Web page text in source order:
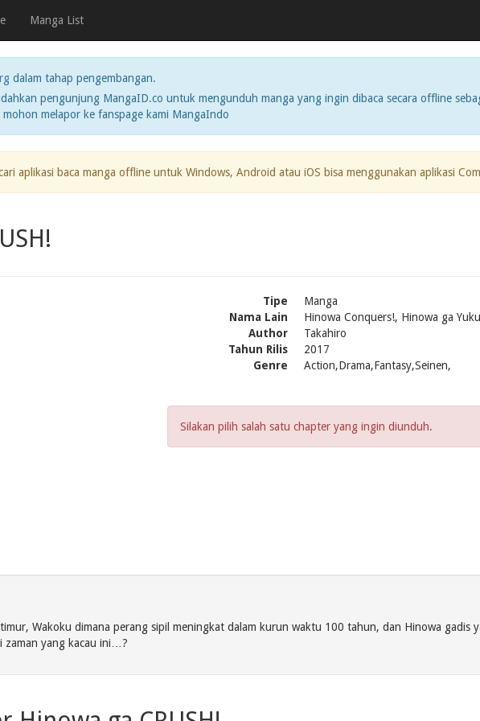
Manga List
dalam tahap pengembangan.
pengunjung MangaID.co untuk mengunduh manga yang ingin dibaca secara offline
melapor ke fanspage kami MangaIndo
aplikasi baca manga offline untuk Windows, Android atau iOS bisa menggunakan aplikasi
Tipe
Manga
Nama Lain
Hinowa Conquers!, Hinowa ga
Author
Takahiro
Tahun Rilis
2017
Genre
Action,Drama,Fantasy,Seinen,
Silakan pilih salah satu chapter yang ingin diunduh.
Wakoku dimana perang sipil meningkat dalam kurun waktu 100 tahun, dan Hinowa gadis
zaman yang kacau ini…?